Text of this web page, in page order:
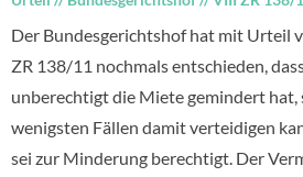
Der Bundesgerichtshof hat mit Urteil
ZR 138/11 nochmals entschieden,
unberechtigt die Miete gemindert hat,
wenigsten Fällen damit verteidigen
sei zur Minderung berechtigt. Der